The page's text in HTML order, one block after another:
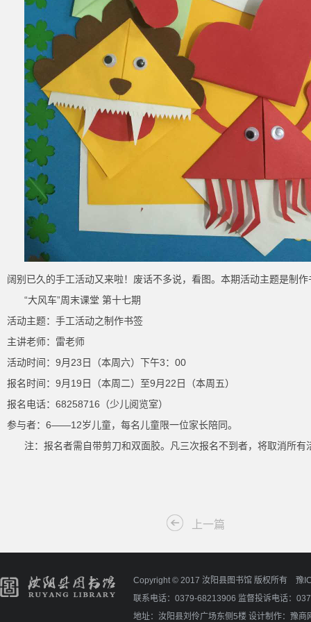
阔别已久的手工活动又来啦！废话不多说，看图。本期活动主题是制
“大风车”周末课堂 第十七期
活动主题：手工活动之制作书签
主讲老师：雷老师
活动时间：9月23日（本周六）下午3：00
报名时间：9月19日（本周二）至9月22日（本周五）
报名电话：68258716（少儿阅览室）
参与者：6——12岁儿童，每名儿童限一位家长陪同。
注：报名者需自带剪刀和双面胶。凡三次报名不到者，将取消所有
上一篇
Copyright © 2017 汝阳县图书馆 版权所有 豫
联系电话：0379-68213906 监督投诉电话：
地址：汝阳县刘伶广场东侧5楼 设计制作： 豫商